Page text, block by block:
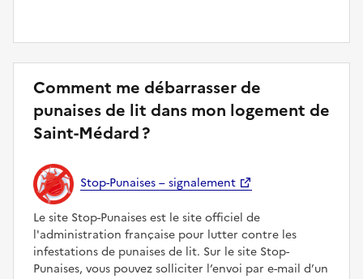
Comment me débarrasser de
punaises de lit dans mon logement de
Saint-Médard ?
Stop-Punaises – signalement
Le site Stop-Punaises est le site officiel de
l'administration française pour lutter contre les
infestations de punaises de lit. Sur le site Stop-
Punaises, vous pouvez solliciter l’envoi par e-mail d’un